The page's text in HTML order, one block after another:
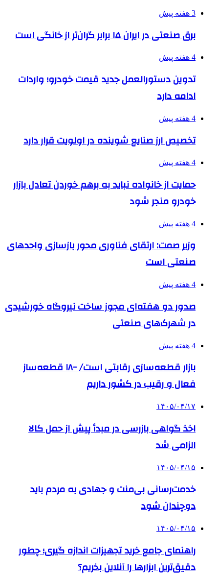
3 هفته پیش
برق صنعتی در ایران ۱۵ برابر گران‌تر از خانگی است
4 هفته پیش
تدوین دستورالعمل جدید قیمت خودرو؛ واردات
ادامه دارد
4 هفته پیش
تخصیص ارز صنایع شوینده در اولویت قرار دارد
4 هفته پیش
حمایت از خانواده نباید به برهم خوردن تعادل بازار
خودرو منجر شود
4 هفته پیش
وزیر صمت: ارتقای فناوری محور بازسازی واحدهای
صنعتی است
4 هفته پیش
صدور دو هفته‌ای مجوز ساخت نیروگاه خورشیدی
در شهرک‌های صنعتی
4 هفته پیش
بازار قطعه‌سازی رقابتی است/ ۱۸۰۰ قطعه‌ساز
فعال و رقیب در کشور داریم
۱۴۰۵/۰۴/۱۷
اخذ گواهی بازرسی در مبدأ پیش از حمل کالا
الزامی شد
۱۴۰۵/۰۴/۱۵
خدمت‌رسانی بی‌منت و جهادی به مردم باید
دوچندان شود
۱۴۰۵/۰۴/۱۵
راهنمای جامع خرید تجهیزات اندازه گیری؛ چطور
دقیق‌ترین ابزارها را آنلاین بخریم؟